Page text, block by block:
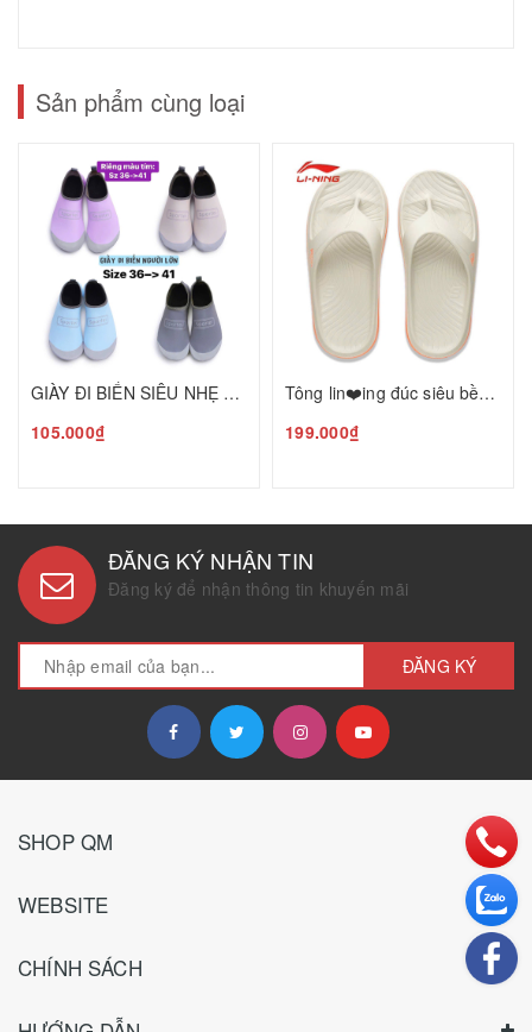
Sản phẩm cùng loại
GIÀY ĐI BIỂN SIÊU NHẸ CHO NGƯỜI LỚN C35041903
105.000₫
Tông lin❤️ing đúc siêu bền nhẹ T25041709
199.000₫
ĐĂNG KÝ NHẬN TIN
Đăng ký để nhận thông tin khuyến mãi
ĐĂNG KÝ
SHOP QM
WEBSITE
CHÍNH SÁCH